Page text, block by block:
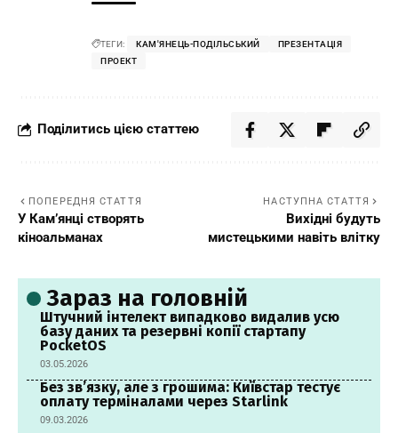
ТЕГИ: КАМ'ЯНЕЦЬ-ПОДІЛЬСЬКИЙ
ПРЕЗЕНТАЦІЯ
ПРОЕКТ
Поділитись цією статтею
ПОПЕРЕДНЯ СТАТТЯ
У Кам’янці створять
кіноальманах
НАСТУПНА СТАТТЯ
Вихідні будуть
мистецькими навіть влітку
Зараз на головній
Штучний інтелект випадково видалив усю
базу даних та резервні копії стартапу
PocketOS
03.05.2026
Без зв’язку, але з грошима: Київстар тестує
оплату терміналами через Starlink
09.03.2026